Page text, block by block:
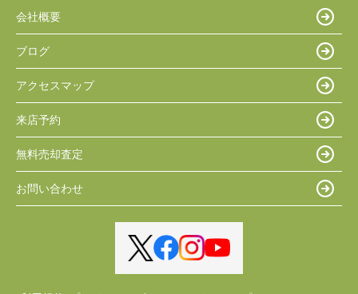
会社概要
ブログ
アクセスマップ
来店予約
無料売却査定
お問い合わせ